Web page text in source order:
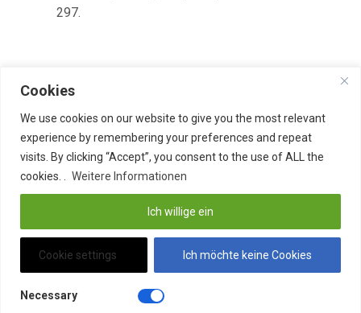
Cookies
We use cookies on our website to give you the most relevant
experience by remembering your preferences and repeat
visits. By clicking “Accept”, you consent to the use of ALL the
cookies. .
Weitere Informationen
Cookie settings Ich möchte keine Cookies
Ich willige ein
Necessary
297.
teilen teilen
E-Mail
teilen teilen